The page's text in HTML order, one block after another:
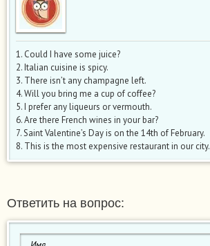
1. Could I have some juice?
2. Italian cuisine is spicy.
3. There isn’t any champagne left.
4. Will you bring me a cup of coffee?
5. I prefer any liqueurs or vermouth.
6. Are there French wines in your bar?
7. Saint Valentine’s Day is on the 14th of February.
8. This is the most expensive restaurant in our city.
Ответить на вопрос: